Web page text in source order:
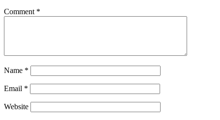
Comment *
Name *
Email *
Website